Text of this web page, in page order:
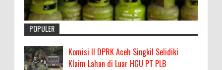
POPULER
Komisi II DPRK Aceh Singkil Selidiki
Klaim Lahan di Luar HGU PT PLB